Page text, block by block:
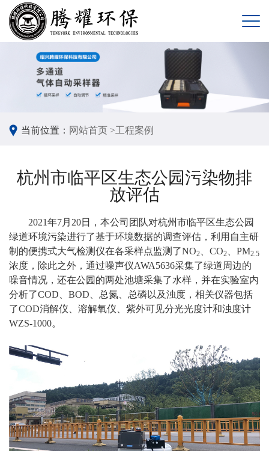
当前位置： 网站首页 >工程案例
杭州市临平区生态公园污染物排
放评估
2021年7月20日，本公司团队对杭州市临平区生态公园
绿道环境污染进行了基于环境数据的调查评估，利用自主研
制的便携式大气检测仪在各采样点监测了NO2 、CO2 、PM2.5
浓度，除此之外，通过噪声仪AWA5636采集了绿道周边的
噪音情况，还在公园的两处池塘采集了水样，并在实验室内
分析了COD、BOD、总氮、总磷以及浊度，相关仪器包括
了COD消解仪、溶解氧仪、紫外可见分光光度计和浊度计
WZS-1000。